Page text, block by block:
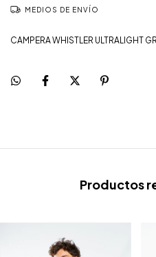
MEDIOS DE ENVÍO
CAMPERA WHISTLER ULTRALIGHT
Productos